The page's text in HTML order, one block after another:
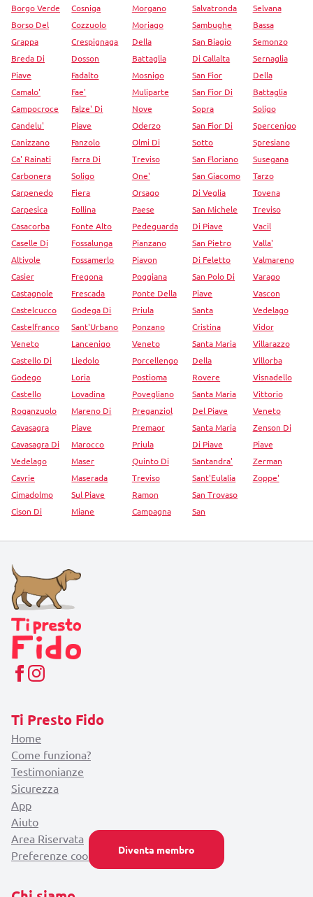
Diventa membro
Borgo Verde
Borso Del
Grappa
Breda Di
Piave
Camalo'
Campocroce
Candelu'
Canizzano
Ca' Rainati
Carbonera
Carpenedo
Carpesica
Casacorba
Caselle Di
Altivole
Casier
Castagnole
Castelcucco
Castelfranco
Veneto
Castello Di
Godego
Castello
Roganzuolo
Cavasagra
Cavasagra Di
Vedelago
Cavrie
Cimadolmo
Cison Di
Cosniga
Cozzuolo
Crespignaga
Dosson
Fadalto
Fae'
Falze' Di
Piave
Fanzolo
Farra Di
Soligo
Fiera
Follina
Fonte Alto
Fossalunga
Fossamerlo
Fregona
Frescada
Godega Di
Sant'Urbano
Lancenigo
Liedolo
Loria
Lovadina
Mareno Di
Piave
Marocco
Maser
Maserada
Sul Piave
Miane
Morgano
Moriago
Della
Battaglia
Mosnigo
Muliparte
Nove
Oderzo
Olmi Di
Treviso
One'
Orsago
Paese
Pedeguarda
Pianzano
Piavon
Poggiana
Ponte Della
Priula
Ponzano
Veneto
Porcellengo
Postioma
Povegliano
Preganziol
Premaor
Priula
Quinto Di
Treviso
Ramon
Campagna
Salvatronda
Sambughe
San Biagio
Di Callalta
San Fior
San Fior Di
Sopra
San Fior Di
Sotto
San Floriano
San Giacomo
Di Veglia
San Michele
Di Piave
San Pietro
Di Feletto
San Polo Di
Piave
Santa
Cristina
Santa Maria
Della
Rovere
Santa Maria
Del Piave
Santa Maria
Di Piave
Santandra'
Sant'Eulalia
San Trovaso
San
Selvana
Bassa
Semonzo
Sernaglia
Della
Battaglia
Soligo
Spercenigo
Spresiano
Susegana
Tarzo
Tovena
Treviso
Vacil
Valla'
Valmareno
Varago
Vascon
Vedelago
Vidor
Villarazzo
Villorba
Visnadello
Vittorio
Veneto
Zenson Di
Piave
Zerman
Zoppe'
Ti Presto Fido
Home
Come funziona?
Testimonianze
Sicurezza
App
Aiuto
Area Riservata
Preferenze cookie